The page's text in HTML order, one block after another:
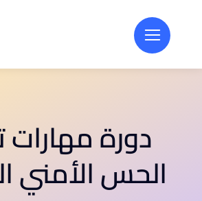
دورة مهارات
الحس الأمني